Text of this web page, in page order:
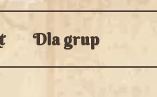
Dla grup